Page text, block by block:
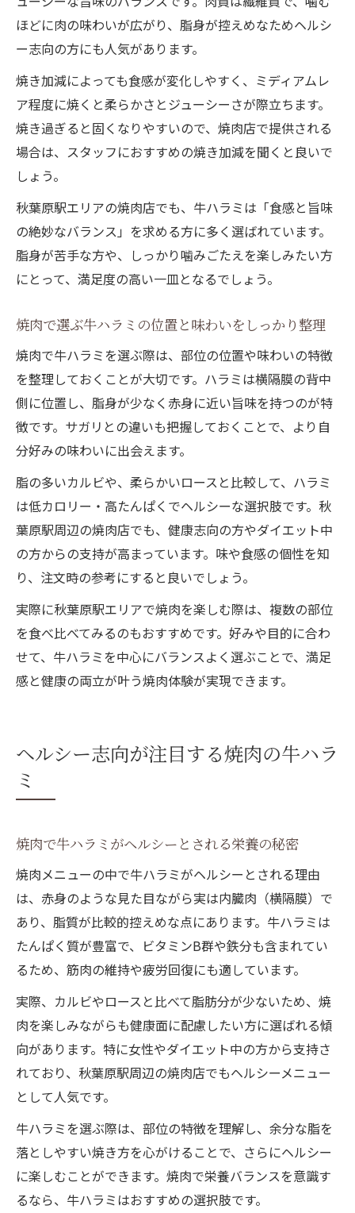
焼肉前に知る牛ハラミのカロリーと栄養ポ
イント
知識
焼肉の牛ハラミで満足度を上げる注文のコ
ツ
ほどに肉の味わいが広がり、脂身が控えめなためヘルシ
ー志向の方にも人気があります。
焼き加減によっても食感が変化しやすく、ミディアムレ
ア程度に焼くと柔らかさとジューシーさが際立ちます。
焼き過ぎると固くなりやすいので、焼肉店で提供される
場合は、スタッフにおすすめの焼き加減を聞くと良いで
しょう。
秋葉原駅エリアの焼肉店でも、牛ハラミは「食感と旨味
の絶妙なバランス」を求める方に多く選ばれています。
脂身が苦手な方や、しっかり噛みごたえを楽しみたい方
にとって、満足度の高い一皿となるでしょう。
焼肉で選ぶ牛ハラミの位置と味わいをしっかり整理
焼肉で牛ハラミを選ぶ際は、部位の位置や味わいの特徴
を整理しておくことが大切です。ハラミは横隔膜の背中
側に位置し、脂身が少なく赤身に近い旨味を持つのが特
徴です。サガリとの違いも把握しておくことで、より自
分好みの味わいに出会えます。
脂の多いカルビや、柔らかいロースと比較して、ハラミ
は低カロリー・高たんぱくでヘルシーな選択肢です。秋
葉原駅周辺の焼肉店でも、健康志向の方やダイエット中
の方からの支持が高まっています。味や食感の個性を知
り、注文時の参考にすると良いでしょう。
実際に秋葉原駅エリアで焼肉を楽しむ際は、複数の部位
を食べ比べてみるのもおすすめです。好みや目的に合わ
せて、牛ハラミを中心にバランスよく選ぶことで、満足
感と健康の両立が叶う焼肉体験が実現できます。
ヘルシー志向が注目する焼肉の牛ハラ
ミ
焼肉で牛ハラミがヘルシーとされる栄養の秘密
焼肉メニューの中で牛ハラミがヘルシーとされる理由
は、赤身のような見た目ながら実は内臓肉（横隔膜）で
あり、脂質が比較的控えめな点にあります。牛ハラミは
たんぱく質が豊富で、ビタミンB群や鉄分も含まれてい
るため、筋肉の維持や疲労回復にも適しています。
実際、カルビやロースと比べて脂肪分が少ないため、焼
肉を楽しみながらも健康面に配慮したい方に選ばれる傾
向があります。特に女性やダイエット中の方から支持さ
れており、秋葉原駅周辺の焼肉店でもヘルシーメニュー
として人気です。
牛ハラミを選ぶ際は、部位の特徴を理解し、余分な脂を
落としやすい焼き方を心がけることで、さらにヘルシー
に楽しむことができます。焼肉で栄養バランスを意識す
るなら、牛ハラミはおすすめの選択肢です。